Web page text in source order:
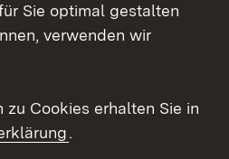
Datenschutz
Sie optimal gestalten
verwenden wir
zu Cookies erhalten Sie in
.